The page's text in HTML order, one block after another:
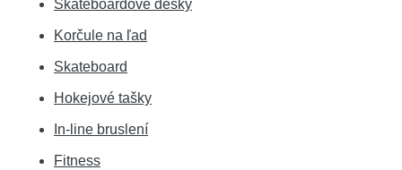
Skateboardové desky
Korčule na ľad
Skateboard
Hokejové tašky
In-line bruslení
Fitness